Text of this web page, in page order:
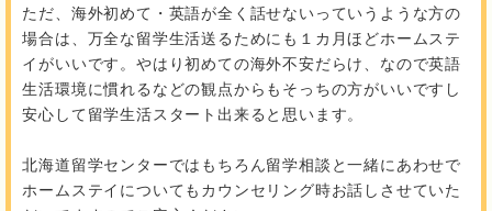
ただ、海外初めて・英語が全く話せないっていうような方の
場合は、万全な留学生活送るためにも１カ月ほどホームステ
イがいいです。やはり初めての海外不安だらけ、なので英語
生活環境に慣れるなどの観点からもそっちの方がいいですし
安心して留学生活スタート出来ると思います。
北海道留学センターではもちろん留学相談と一緒にあわせで
ホームステイについてもカウンセリング時お話しさせていた